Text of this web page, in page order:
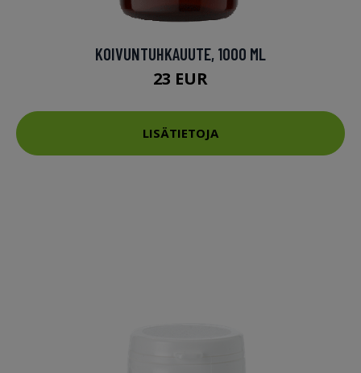
KOIVUNTUHKAUUTE, 1000 ML
23 EUR
LISÄTIETOJA